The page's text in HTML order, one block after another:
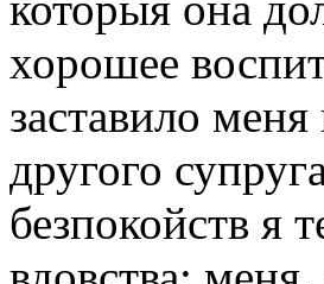
хорошее
заставило
другого
безпокойств я